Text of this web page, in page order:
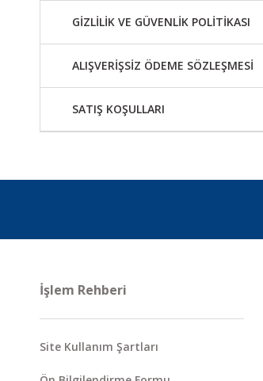
GİZLİLİK VE GÜVENLİK POLİTİKASI
ALIŞVERİŞSİZ ÖDEME SÖZLEŞMESİ
SATIŞ KOŞULLARI
İşlem Rehberi
Site Kullanım Şartları